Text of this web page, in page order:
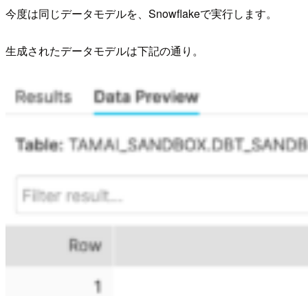
今度は同じデータモデルを、Snowflakeで実行します。
生成されたデータモデルは下記の通り。